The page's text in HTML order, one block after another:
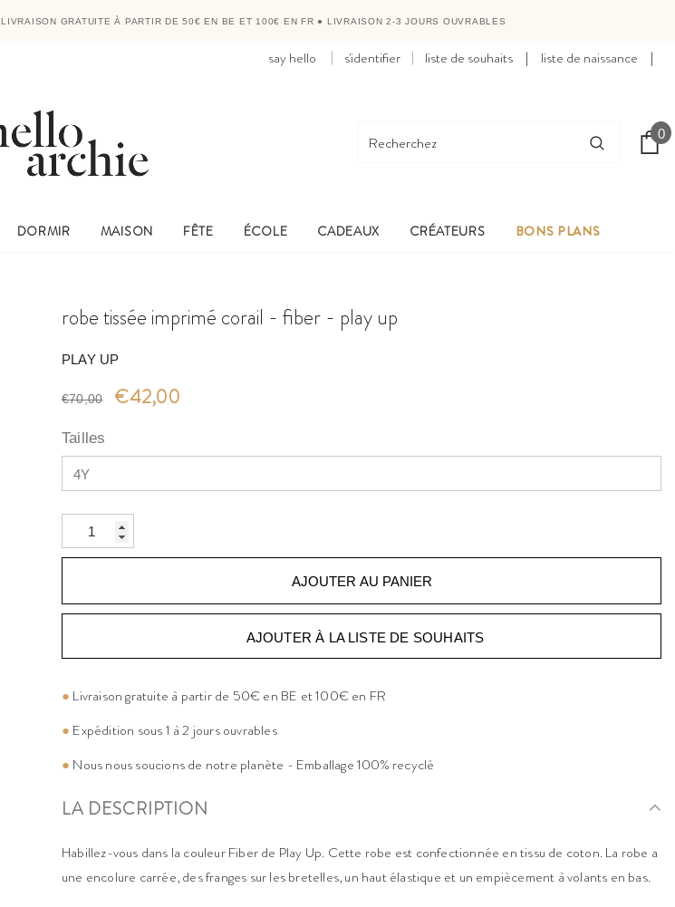
LIVRAISON GRATUITE À PARTIR DE 50€ EN BE ET 100€ EN FR ● LIVRAISON 2-3 JOURS OUVRABLES
say hello s'identifier liste de souhaits | liste de naissance |
0
DORMIR MAISON FÊTE ÉCOLE CADEAUX CRÉATEURS BONS PLANS
robe tissée imprimé corail - fiber - play up
PLAY UP
€70,00 €42,00
Tailles
AJOUTER À LA LISTE DE SOUHAITS
● Livraison gratuite à partir de 50€ en BE et 100€ en FR
● Expédition sous 1 à 2 jours ouvrables
● Nous nous soucions de notre planète - Emballage 100% recyclé
LA DESCRIPTION
Habillez-vous dans la couleur Fiber de Play Up. Cette robe est confectionnée en tissu de coton. La robe a
une encolure carrée, des franges sur les bretelles, un haut élastique et un empiècement à volants en bas.